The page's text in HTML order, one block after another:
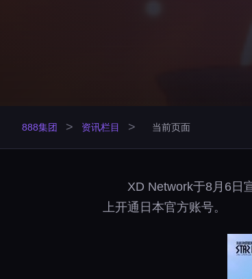
888集团 > 资讯栏目 > 当前页面
XD Network于8月6日
上开通日本官方账号。